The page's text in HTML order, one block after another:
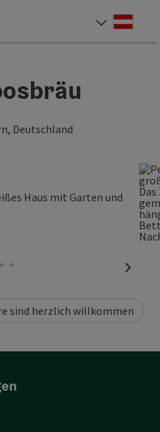
Deutschland
sind herzlich willkommen